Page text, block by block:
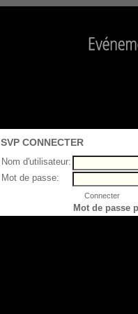
SVP CONNECTER
Nom d'utilisateur:
Mot de passe:
Mot de passe